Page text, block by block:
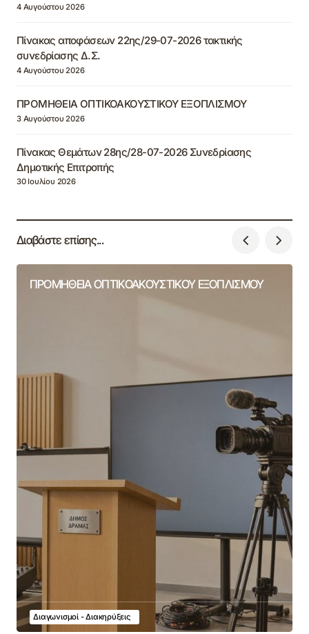
4 Αυγούστου 2026
Πίνακας αποφάσεων 22ης/29-07-2026 τακτικής
συνεδρίασης Δ.Σ.
4 Αυγούστου 2026
ΠΡΟΜΗΘΕΙΑ ΟΠΤΙΚΟΑΚΟΥΣΤΙΚΟΥ ΕΞΟΠΛΙΣΜΟΥ
3 Αυγούστου 2026
Πίνακας Θεμάτων 28ης/28-07-2026 Συνεδρίασης
Δημοτικής Επιτροπής
30 Ιουλίου 2026
Διαβάστε επίσης...
ΠΡΟΜΗΘΕΙΑ ΟΠΤΙΚΟΑΚΟΥΣΤΙΚΟΥ ΕΞΟΠΛΙΣΜΟΥ
Διαγωνισμοί - Διακηρύξεις